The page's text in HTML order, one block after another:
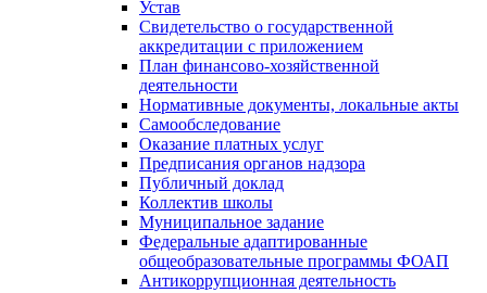
Устав
Свидетельство о государственной
аккредитации с приложением
План финансово-хозяйственной
деятельности
Нормативные документы, локальные акты
Самообследование
Оказание платных услуг
Предписания органов надзора
Публичный доклад
Коллектив школы
Муниципальное задание
Федеральные адаптированные
общеобразовательные программы ФОАП
Антикоррупционная деятельность